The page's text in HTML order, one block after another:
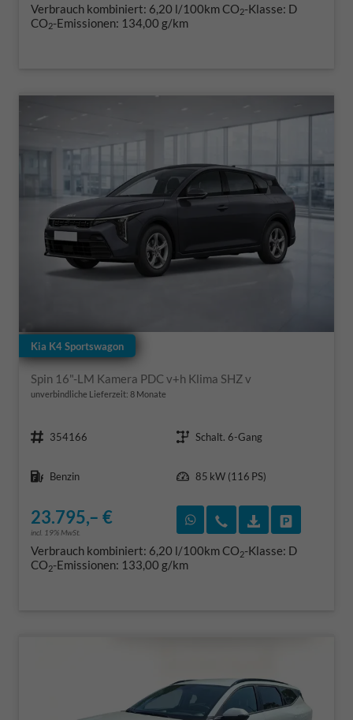
Verbrauch kombiniert: 6,20 l/100kmCO2-Klasse: D
CO2-Emissionen: 134,00 g/km
Kia K4 Sportswagon
Spin 16"-LM Kamera PDC v+h Klima SHZ v
unverbindliche Lieferzeit: 8 Monate
354166
Schalt. 6-Gang
Benzin
85 kW (116 PS)
23.795,– €
incl. 19% MwSt.
Rückruf vereinbaren
Wir rufen Sie an
Verbrauch kombiniert: 6,20 l/100kmCO2-Klasse: D
CO2-Emissionen: 133,00 g/km